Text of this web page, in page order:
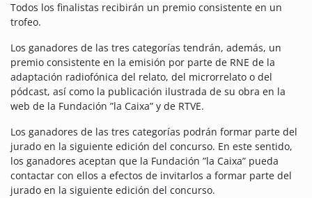
Todos los finalistas recibirán un premio consistente en un
trofeo.
Los ganadores de las tres categorías tendrán, además, un
premio consistente en la emisión por parte de RNE de la
adaptación radiofónica del relato, del microrrelato o del
pódcast, así como la publicación ilustrada de su obra en la
web de la Fundación ”la Caixa” y de RTVE.
Los ganadores de las tres categorías podrán formar parte del
jurado en la siguiente edición del concurso. En este sentido,
los ganadores aceptan que la Fundación ”la Caixa” pueda
contactar con ellos a efectos de invitarlos a formar parte del
jurado en la siguiente edición del concurso.